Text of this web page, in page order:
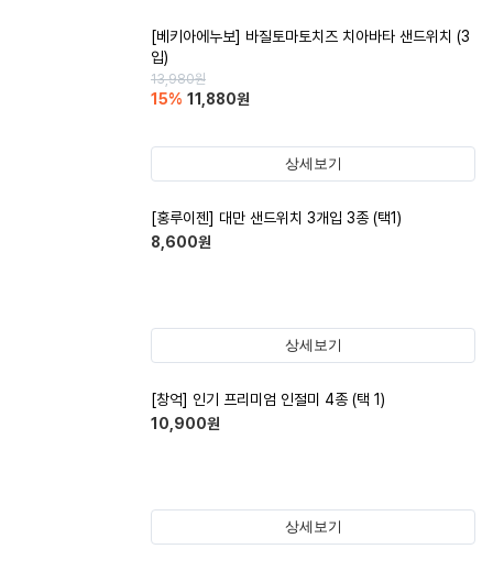
[베키아에누보] 바질토마토치즈 치아바타 샌드위치 (3
입)
13,980원
15% 11,880원
상세보기
[홍루이젠] 대만 샌드위치 3개입 3종 (택1)
8,600원
상세보기
[창억] 인기 프리미엄 인절미 4종 (택 1)
10,900원
상세보기